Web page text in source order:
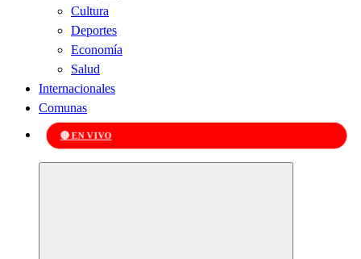
Cultura
Deportes
Economía
Salud
Internacionales
Comunas
🔴 EN VIVO